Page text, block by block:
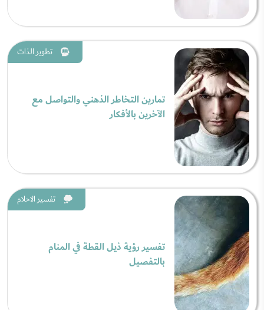
تطوير الذات
تمارين التخاطر الذهني والتواصل مع
الآخرين بالأفكار
تفسير الاحلام
تفسير رؤية ذيل القطة في المنام
بالتفصيل